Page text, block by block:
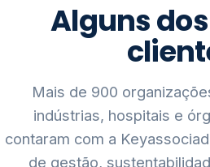
Alguns
Mais de 900
indústrias, hospitais e
contaram com a
de gestão,